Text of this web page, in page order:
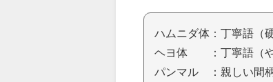
ハムニダ体：丁寧語（
ヘヨ体 ：丁寧語（や
パンマル ：親しい間